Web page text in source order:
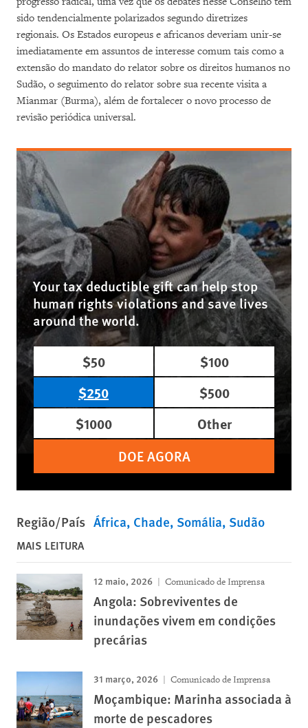
sido tendencialmente polarizados segundo diretrizes
regionais. Os Estados europeus e africanos deveriam unir-se
imediatamente em assuntos de interesse comum tais como a
extensão do mandato do relator sobre os direitos humanos no
Sudão, o seguimento do relator sobre sua recente visita a
Mianmar (Burma), além de fortalecer o novo processo de
revisão periódica universal.
Your tax deductible gift can help stop
human rights violations and save lives
around the world.
$50
$100
$250
$500
$1000
Other
DOE AGORA
Região/País África Chade Somália Sudão
MAIS LEITURA
12 maio, 2026 Comunicado de Imprensa
Angola: Sobreviventes de
inundações vivem em condições
precárias
31 março, 2026 Comunicado de Imprensa
Moçambique: Marinha associada à
morte de pescadores